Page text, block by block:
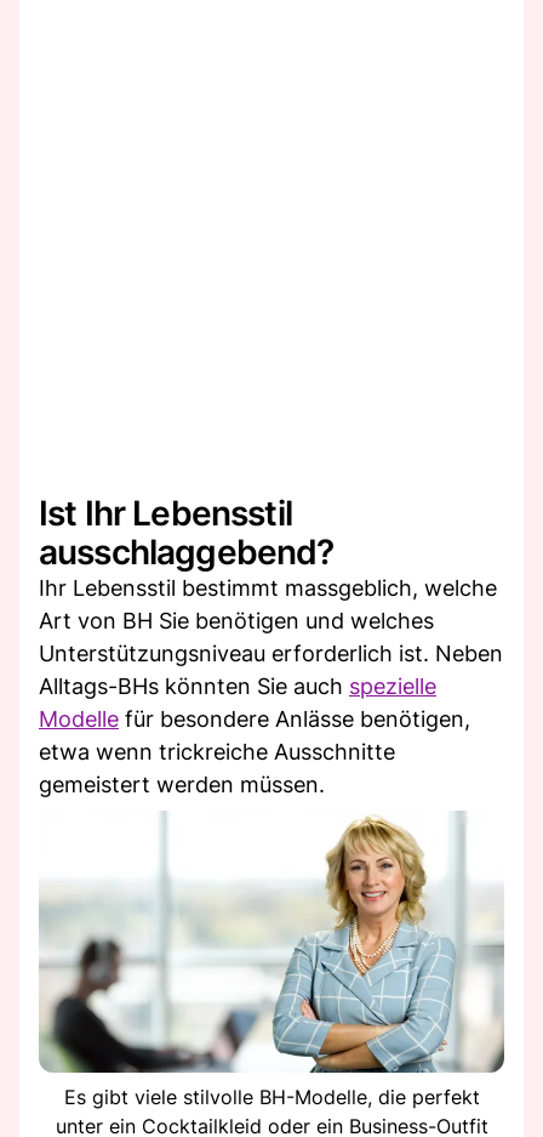
Ist Ihr Lebensstil
ausschlaggebend?
Ihr Lebensstil bestimmt massgeblich, welche
Art von BH Sie benötigen und welches
Unterstützungsniveau erforderlich ist. Neben
Alltags-BHs könnten Sie auch spezielle
Modelle für besondere Anlässe benötigen,
etwa wenn trickreiche Ausschnitte
gemeistert werden müssen.
Es gibt viele stilvolle BH-Modelle, die perfekt
unter ein Cocktailkleid oder ein Business-Outfit